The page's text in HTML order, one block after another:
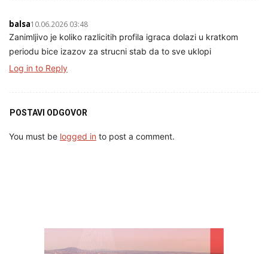
balsa10.06.2026 03:48
Zanimljivo je koliko razlicitih profila igraca dolazi u kratkom
periodu bice izazov za strucni stab da to sve uklopi
Log in to Reply
POSTAVI ODGOVOR
You must be logged in to post a comment.